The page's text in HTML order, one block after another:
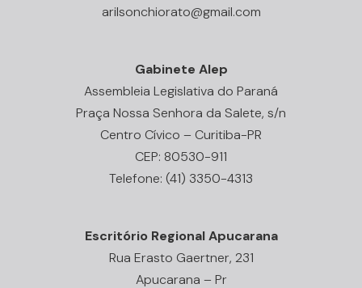
arilsonchiorato@gmail.com
Gabinete Alep
Assembleia Legislativa do Paraná
Praça Nossa Senhora da Salete, s/n
Centro Cívico – Curitiba-PR
CEP: 80530-911
Telefone: (41) 3350-4313
Escritório Regional Apucarana
Rua Erasto Gaertner, 231
Apucarana – Pr